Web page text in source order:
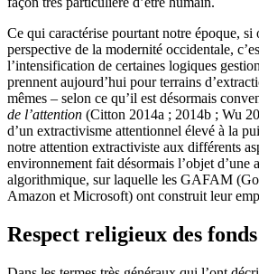
Ce qui caractérise pourtant notre époque, si
perspective de la modernité occidentale,
l’intensification de certaines logiques
prennent aujourd’hui pour terrains
mêmes – selon ce qu’il est désormais
de l’attention (Citton 2014a ; 2014b ; Wu
d’un extractivisme attentionnel élevé à la
notre attention extractiviste aux différents
environnement fait désormais l’objet d’une
algorithmique, sur laquelle les GAFAM
Amazon et Microsoft) ont construit leur
Respect religieux des fonds